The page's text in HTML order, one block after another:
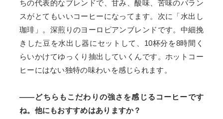
ちの代表的なブレンドで、甘み、酸味、苦味のバラン
スがとてもいいコーヒーになってます。次に「水出し
珈琲」。深煎りのヨーロピアンブレンドです。中細挽
きした豆を水出し器にセットして、10杯分を8時間く
らいかけてゆっくり抽出していくんです。ホットコー
ヒーにはない独特の味わいを感じられます。
——どちらもこだわりの強さを感じるコーヒーです
ね。他にもおすすめはありますか？